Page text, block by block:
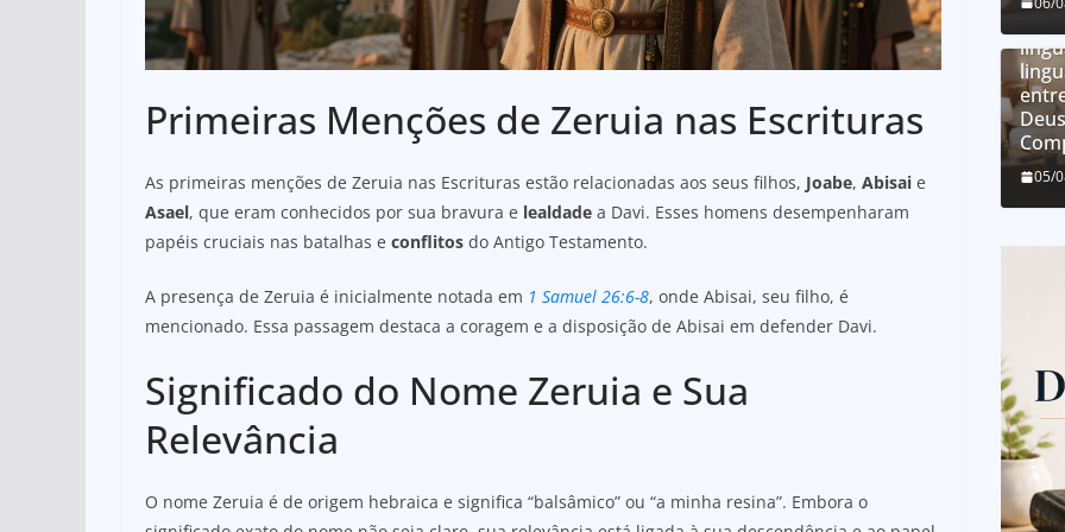
Primeiras Menções de Zeruia nas Escrituras
As primeiras menções de Zeruia nas Escrituras estão relacionadas aos seus filhos, Joabe, Abisai e
Asael, que eram conhecidos por sua bravura e lealdade a Davi. Esses homens desempenharam
papéis cruciais nas batalhas e conflitos do Antigo Testamento.
A presença de Zeruia é inicialmente notada em 1 Samuel 26:6-8, onde Abisai, seu filho, é
mencionado. Essa passagem destaca a coragem e a disposição de Abisai em defender Davi.
Significado do Nome Zeruia e Sua
Relevância
O nome Zeruia é de origem hebraica e significa “balsâmico” ou “a minha resina”. Embora o
05/